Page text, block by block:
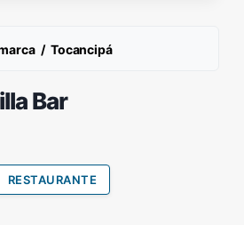
/ Tocancipá
Bar
RESTAURANTE